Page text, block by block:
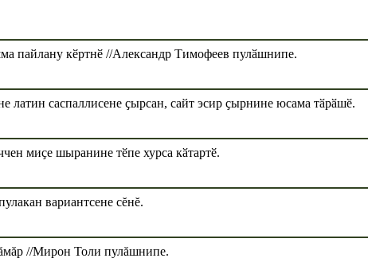
пайлану кӗртнӗ //Александр Тимофеев пулӑшнипе.
саспаллисене ҫырсан, сайт эсир ҫырнине юсама тӑрӑшӗ.
миҫе шыранине тӗпе хурса кӑтартӗ.
вариантсене сĕнĕ.
//Мирон Толи пулăшнипе.